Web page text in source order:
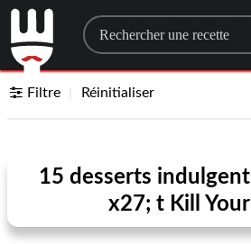
Search for a recipe
Filtre Réinitialiser
15 desserts
x27; t Kill